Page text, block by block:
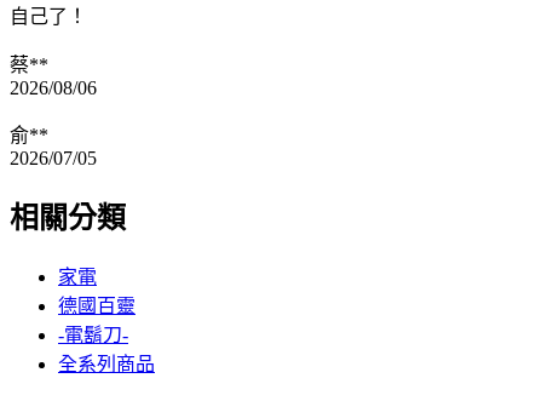
自己了！
蔡**
2026/08/06
俞**
2026/07/05
相關分類
家電
德國百靈
-電鬍刀-
全系列商品